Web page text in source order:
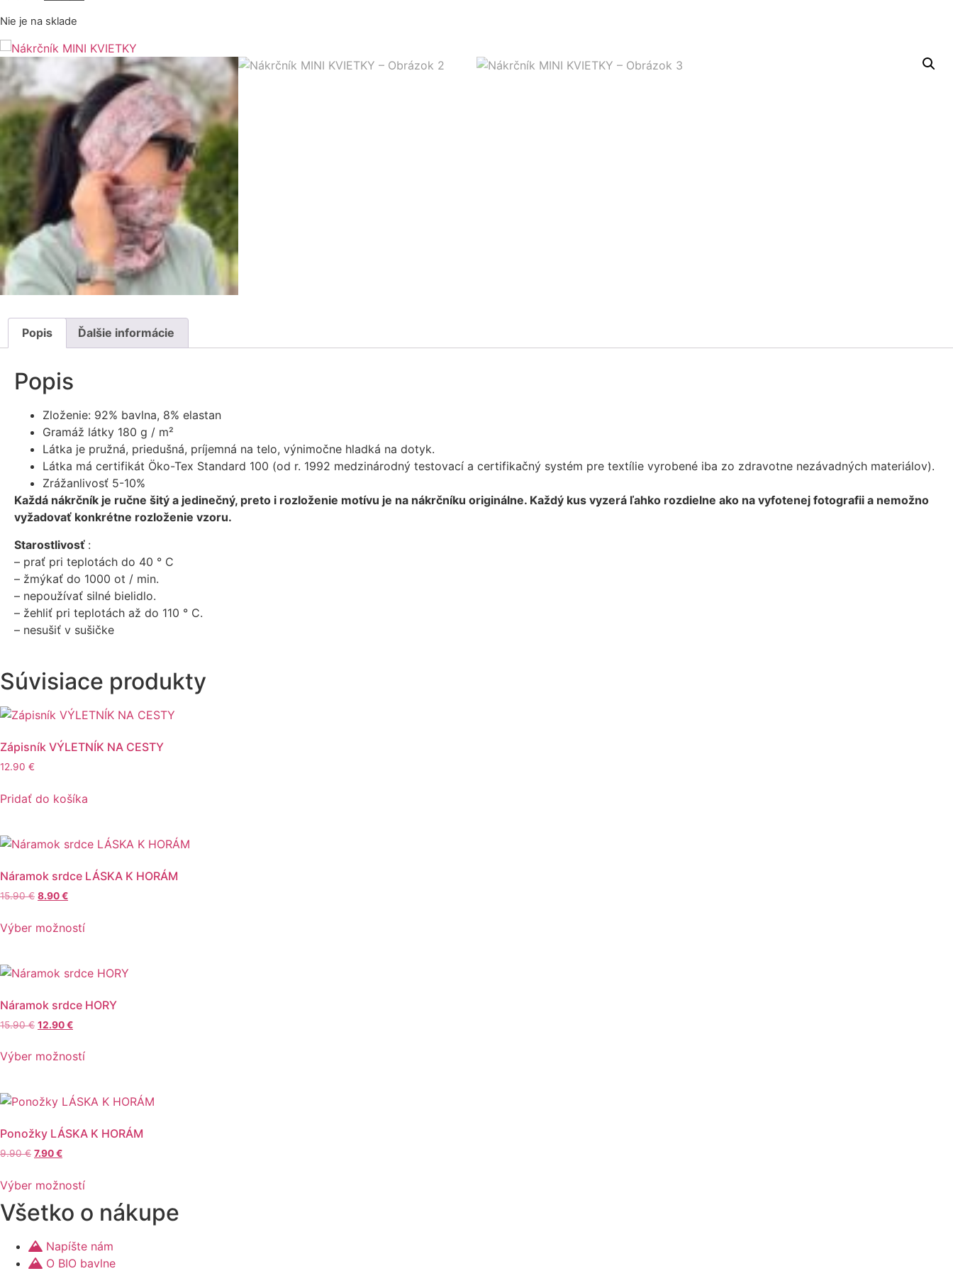
bola:
15.90 €.11.90 €.
Nie je na sklade
Popis Ďalšie informácie
Popis
Zloženie: 92% bavlna, 8% elastan
Gramáž látky 180 g / m²
Látka je pružná, priedušná, príjemná na telo, výnimočne hladká na dotyk.
Látka má certifikát Öko-Tex Standard 100 (od r. 1992 medzinárodný testovací a certifikačný systém pre textílie vyrobené iba zo zdravotne nezávadných materiálov).
Zrážanlivosť 5-10%
Každá nákrčník je ručne šitý a jedinečný, preto i rozloženie motívu je na nákrčníku originálne. Každý kus vyzerá ľahko rozdielne ako na vyfotenej fotografii a nemožno
vyžadovať konkrétne rozloženie vzoru.
Starostlivosť :
– prať pri teplotách do 40 ° C
– žmýkať do 1000 ot / min.
– nepoužívať silné bielidlo.
– žehliť pri teplotách až do 110 ° C.
– nesušiť v sušičke
Súvisiace produkty
Zápisník VÝLETNÍK NA CESTY
12.90 €
Pridať do košíka
Náramok srdce LÁSKA K HORÁM
15.90€ Pôvodná
bola:
8.90€Aktuálna
je:
Výber možností
viacero
Možnosti
vybrať
produktu.
Náramok srdce HORY
15.90€ Pôvodná
bola:
12.90€Aktuálna
je:
Výber možností
viacero
Možnosti
vybrať
stránke
Ponožky LÁSKA K HORÁM
9.90€ Pôvodná
bola:
7.90€Aktuálna
je:
Výber možností
má
viacero
variantov.
Možnosti
Všetko o nákupe
Napíšte nám
O BIO bavlne